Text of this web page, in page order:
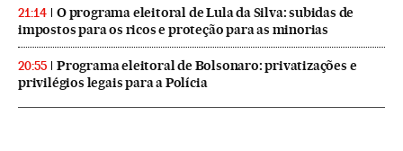
21:14
O programa eleitoral de Lula da Silva: subidas de
impostos para os ricos e proteção para as minorias
20:55
Programa eleitoral de Bolsonaro: privatizações e
privilégios legais para a Polícia